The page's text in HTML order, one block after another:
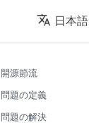
日本語
開源節流
問題の定義
問題の解決